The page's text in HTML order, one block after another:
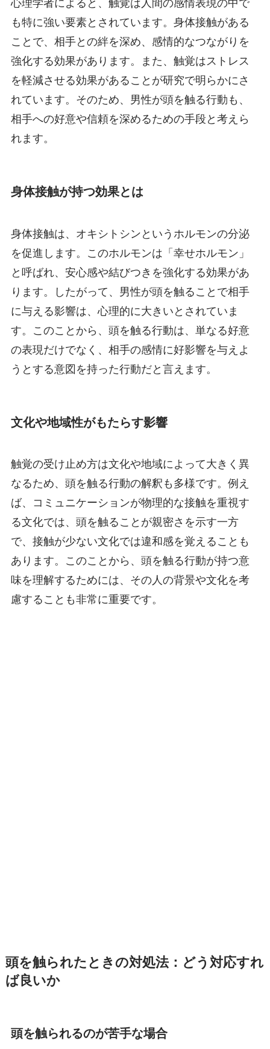
心理学者によると、触覚は人間の感情表現の中で
も特に強い要素とされています。身体接触がある
ことで、相手との絆を深め、感情的なつながりを
強化する効果があります。また、触覚はストレス
を軽減させる効果があることが研究で明らかにさ
れています。そのため、男性が頭を触る行動も、
相手への好意や信頼を深めるための手段と考えら
れます。
身体接触が持つ効果とは
身体接触は、オキシトシンというホルモンの分泌
を促進します。このホルモンは「幸せホルモン」
と呼ばれ、安心感や結びつきを強化する効果があ
ります。したがって、男性が頭を触ることで相手
に与える影響は、心理的に大きいとされていま
す。このことから、頭を触る行動は、単なる好意
の表現だけでなく、相手の感情に好影響を与えよ
うとする意図を持った行動だと言えます。
文化や地域性がもたらす影響
触覚の受け止め方は文化や地域によって大きく異
なるため、頭を触る行動の解釈も多様です。例え
ば、コミュニケーションが物理的な接触を重視す
る文化では、頭を触ることが親密さを示す一方
で、接触が少ない文化では違和感を覚えることも
あります。このことから、頭を触る行動が持つ意
味を理解するためには、その人の背景や文化を考
慮することも非常に重要です。
頭を触られたときの対処法：どう対応すれ
ば良いか
頭を触られるのが苦手な場合